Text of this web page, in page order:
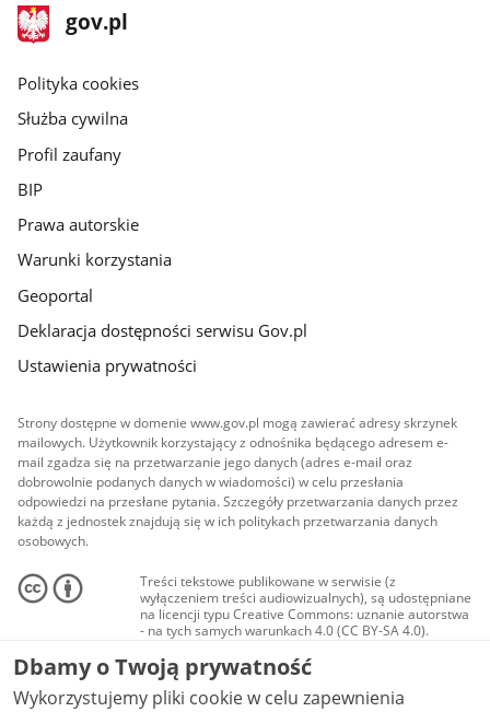
stopka
gov.pl
Strona
gov.pl
gov.pl
Polityka cookies
Służba cywilna
Profil zaufany
BIP
Prawa autorskie
Warunki korzystania
Geoportal
Deklaracja dostępności serwisu Gov.pl
Ustawienia prywatności
Strony dostępne w domenie www.gov.pl mogą zawierać adresy skrzynek
mailowych. Użytkownik korzystający z odnośnika będącego adresem e-
mail zgadza się na przetwarzanie jego danych (adres e-mail oraz
dobrowolnie podanych danych w wiadomości) w celu przesłania
odpowiedzi na przesłane pytania. Szczegóły przetwarzania danych przez
każdą z jednostek znajdują się w ich politykach przetwarzania danych
osobowych.
Treści tekstowe publikowane w serwisie (z
wyłączeniem treści audiowizualnych), są udostępniane
na licencji typu Creative Commons: uznanie autorstwa
- na tych samych warunkach 4.0 (CC BY-SA 4.0).
Materiały audiowizualne, w tym zdjęcia, materiały
audio i wideo, są udostępniane na licencji typu
Creative Commons: uznanie autorstwa użycie
niekomercyjne - bez utworów zależnych 4.0 (CC BY-
Dbamy o Twoją prywatność
Wykorzystujemy pliki cookie w celu zapewnienia